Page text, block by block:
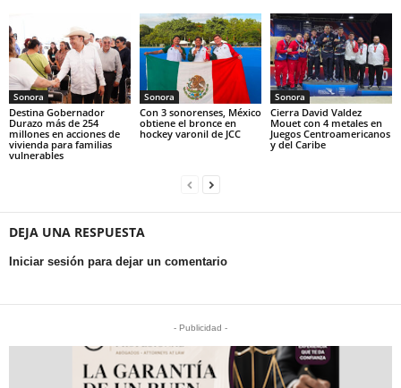
Sonora
Destina Gobernador
Durazo más de 254
millones en acciones de
vivienda para familias
vulnerables
Sonora
Con 3 sonorenses, México
obtiene el bronce en
hockey varonil de JCC
Sonora
Cierra David Valdez
Mouet con 4 metales en
Juegos Centroamericanos
y del Caribe
DEJA UNA RESPUESTA
Iniciar sesión para dejar un comentario
- Publicidad -